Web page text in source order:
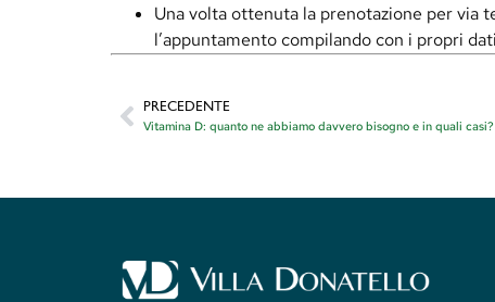
Una volta ottenuta la prenotazione per via
l’appuntamento compilando con i propri
PRECEDENTE
Vitamina D: quanto ne abbiamo davvero bisogno e in quali casi?